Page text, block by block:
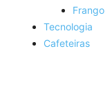
Frango
Tecnologia
Cafeteiras